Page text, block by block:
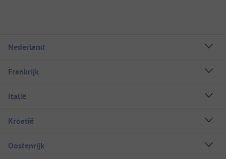
Nederland
Frankrijk
Italië
Kroatië
Oostenrijk